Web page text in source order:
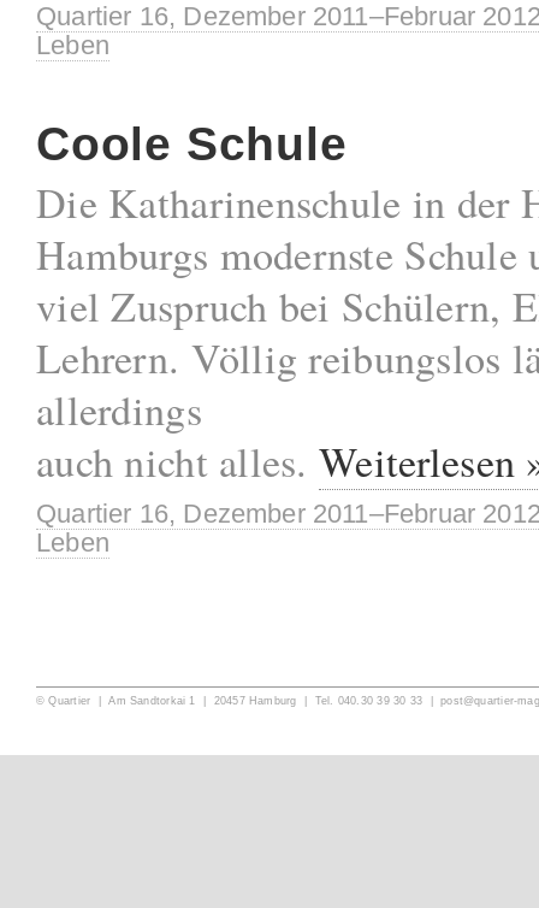
Quartier 16, Dezember 2011–Februar
Leben
Coole Schule
Die Katharinenschule in der
Hamburgs modernste
viel Zuspruch bei Schülern,
Lehrern. Völlig reibungslos
allerdings
auch nicht alles.Weiterlesen
Quartier 16, Dezember 2011–Februar
Leben
© Quartier | Am Sandtorkai 1 | 20457 Hamburg | Tel. 040.30 39 30 33 |post@quartier-